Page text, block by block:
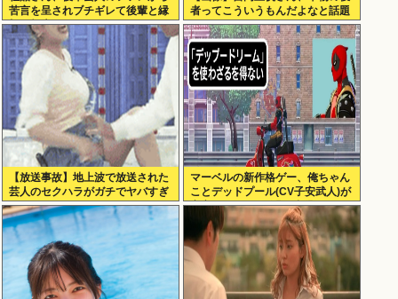
苦言を呈されブチギレて後輩と縁
切り報告www
者ってこういうもんだよなと話題
に
【放送事故】地上波で放送された
芸人のセクハラがガチでヤバすぎ
る…
マーベルの新作格ゲー、俺ちゃん
ことデッドプール(CV子安武人)が
安定のやりたい放題で話題に